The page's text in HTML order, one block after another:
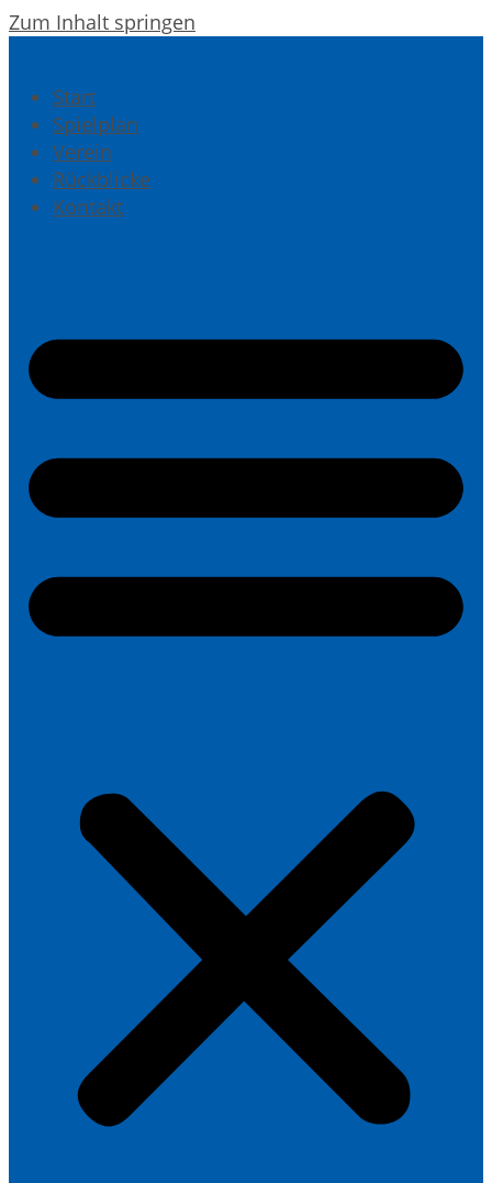
Zum Inhalt springen
Start
Spielplan
Verein
Rückblicke
Kontakt